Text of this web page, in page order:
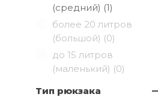
(средний) (1)
более 20 литров
(большой) (0)
до 15 литров
(маленький) (0)
Тип рюкзака